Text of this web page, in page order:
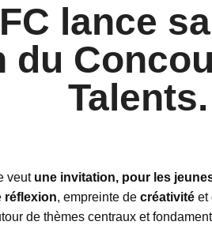
lance
du
Talents.
veut une invitation, pour les
réflexion, empreinte decréativité et
de thèmes centraux et